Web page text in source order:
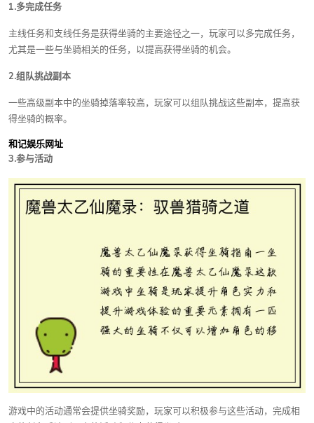
1.多完成任务
主线任务和支线任务是获得坐骑的主要途径之一，玩家可以多完成任务，
尤其是一些与坐骑相关的任务，以提高获得坐骑的机会。
2.组队挑战副本
一些高级副本中的坐骑掉落率较高，玩家可以组队挑战这些副本，提高获
得坐骑的概率。
和记娱乐网址
3.参与活动
游戏中的活动通常会提供坐骑奖励，玩家可以积极参与这些活动，完成相